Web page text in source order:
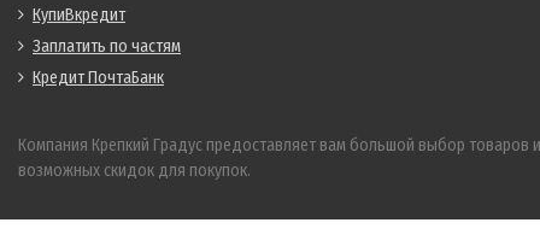
КупиВкредит
Заплатить по частям
Кредит ПочтаБанк
Компания Крепкий Градус предоставляет вам большой выбор товаров и
возможных скидок для покупок.